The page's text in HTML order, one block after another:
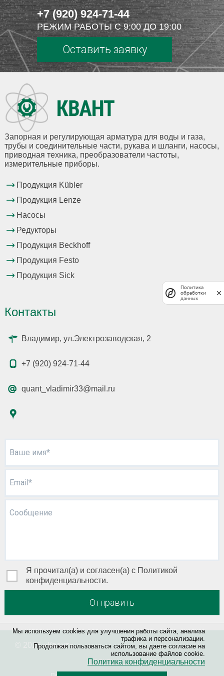
Мы используем cookies для улучшения работы сайта, анализа
трафика и персонализации.
Продолжая пользоваться сайтом, вы даете согласие на
использование файлов cookie.
Политика конфиденциальности
+7 (920) 924-71-44
РЕЖИМ РАБОТЫ С 9:00 ДО 19:00
Оставить заявку
Запорная и регулирующая арматура для воды и газа,
трубы и соединительные части, рукава и шланги, насосы,
приводная техника, преобразователи частоты,
измерительные приборы.
Продукция Kübler
Продукция Lenze
Насосы
Редукторы
Продукция Beckhoff
Продукция Festo
Продукция Sick
Контакты
Владимир, ул.Электрозаводская, 2
+7 (920) 924-71-44
quant_vladimir33@mail.ru
Ваше имя*
Email*
Сообщение
Я прочитал(а) и согласен(а) с Политикой
конфиденциальности.
Отправить
© 2026 «Квант »
Политика
обработки
данных